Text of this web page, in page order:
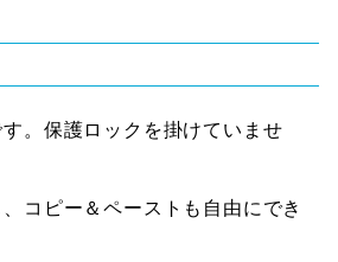
。保護ロックを掛けていませ
コピー＆ペーストも自由にでき